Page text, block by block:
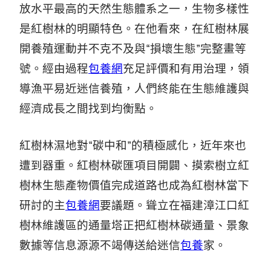
放水平最高的天然生態體系之一，生物多樣性
是紅樹林的明顯特色。在他看來，在紅樹林展
開養殖運動并不克不及與“損壞生態”完整畫等
號。經由過程包養網充足評價和有用治理，領
導漁平易近迷信養殖，人們終能在生態維護與
經濟成長之間找到均衡點。
紅樹林濕地對“碳中和”的積極感化，近年來也
遭到器重。紅樹林碳匯項目開闢、摸索樹立紅
樹林生態產物價值完成道路也成為紅樹林當下
研討的主包養網要議題。聳立在福建漳江口紅
樹林維護區的通量塔正把紅樹林碳通量、景象
數據等信息源源不竭傳送給迷信包養家。